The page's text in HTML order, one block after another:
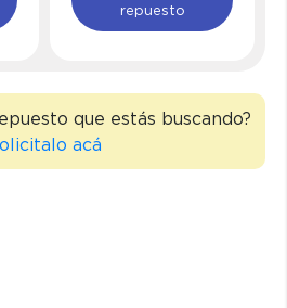
repuesto
que estás buscando?
acá